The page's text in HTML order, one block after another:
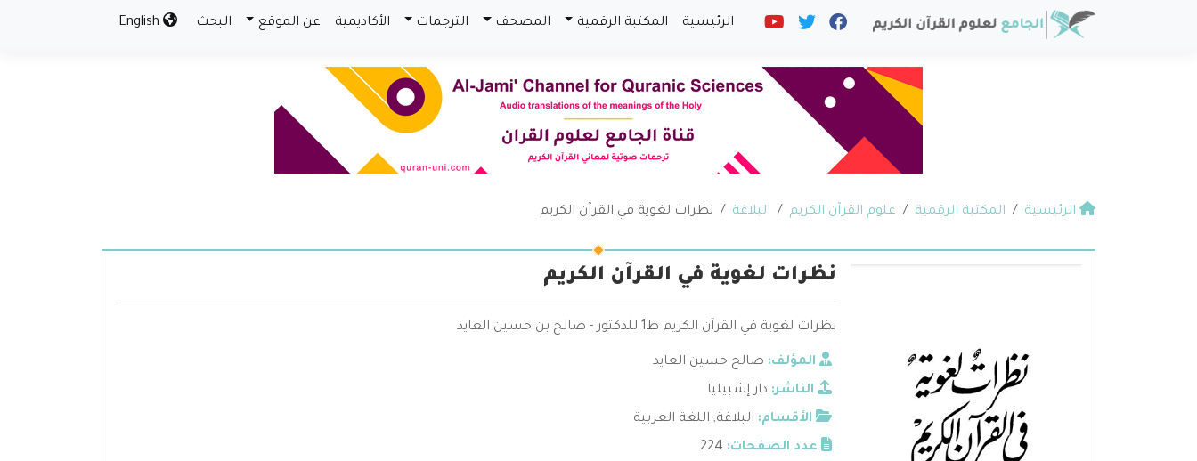
الرئيسية المكتبة الرقمية المصحف الترجمات الأكاديمية عن الموقع البحث
الرئيسية المكتبة الرقمية علوم القرآن الكريم البلاغة نظرات لغوية في القرآن الكريم
نظرات لغوية في القرآن الكريم
نظرات لغوية في القرآن الكريم ط1 للدكتور - صالح بن حسين العايد
المؤلف: صالح حسين العايد
الناشر: دار إشبيليا
الأقسام: البلاغة, اللغة العربية
عدد الصفحات: 224